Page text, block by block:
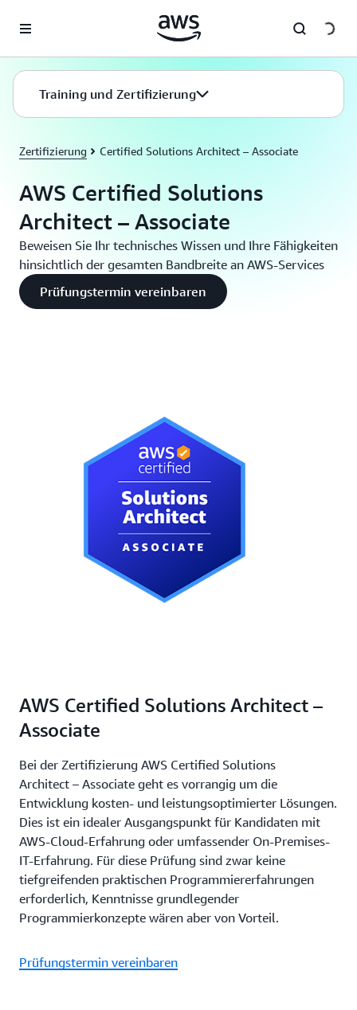
Überspringen zum Hauptinhalt
Training und Zertifizierung
Zertifizierung Certified Solutions Architect – Associate
AWS Certified Solutions
Architect – Associate
Beweisen Sie Ihr technisches Wissen und Ihre Fähigkeiten
hinsichtlich der gesamten Bandbreite an AWS-Services
Prüfungstermin vereinbaren
AWS Certified Solutions Architect –
Associate
Bei der Zertifizierung AWS Certified Solutions
Architect – Associate geht es vorrangig um die
Entwicklung kosten- und leistungsoptimierter Lösungen.
Dies ist ein idealer Ausgangspunkt für Kandidaten mit
AWS-Cloud-Erfahrung oder umfassender On-Premises-
IT-Erfahrung. Für diese Prüfung sind zwar keine
tiefgreifenden praktischen Programmiererfahrungen
erforderlich, Kenntnisse grundlegender
Programmierkonzepte wären aber von Vorteil.
Prüfungstermin vereinbaren